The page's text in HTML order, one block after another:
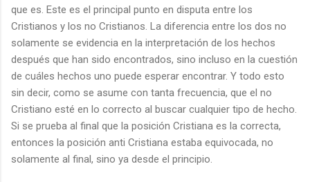
que es. Este es el principal punto en disputa entre los
Cristianos y los no Cristianos. La diferencia entre los dos no
solamente se evidencia en la interpretación de los hechos
después que han sido encontrados, sino incluso en la cuestión
de cuáles hechos uno puede esperar encontrar. Y todo esto
sin decir, como se asume con tanta frecuencia, que el no
Cristiano esté en lo correcto al buscar cualquier tipo de hecho.
Si se prueba al final que la posición Cristiana es la correcta,
entonces la posición anti Cristiana estaba equivocada, no
solamente al final, sino ya desde el principio.